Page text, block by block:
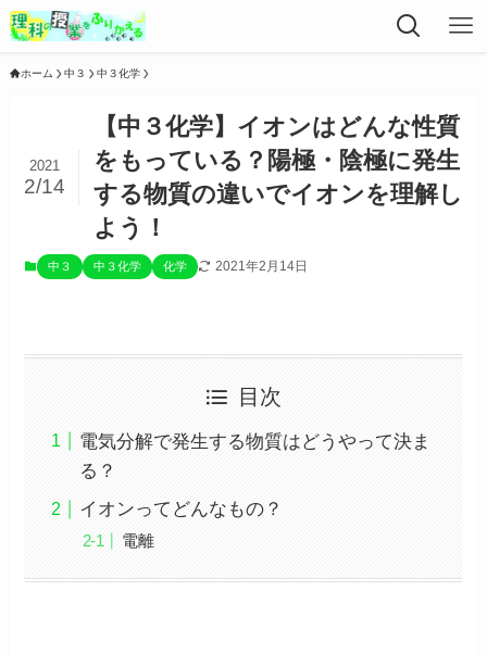
ホーム 中３ 中３化学
【中３化学】イオンはどんな性質
をもっている？陽極・陰極に発生
する物質の違いでイオンを理解し
よう！
2021
2/14
中３ 中３化学 化学 2021年2月14日
目次
電気分解で発生する物質はどうやって決ま
る？
イオンってどんなもの？
電離